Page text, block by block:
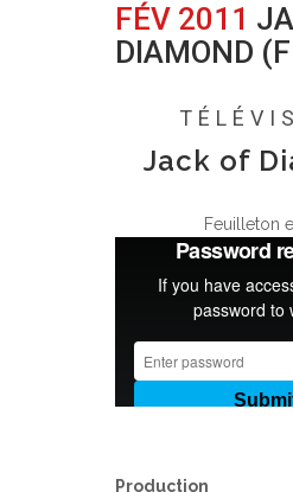
FÉV 2011
DIAMOND
Jack of
Feuilleton
Production